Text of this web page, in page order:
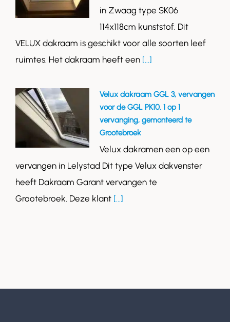
in Zwaag type SK06
114x118cm kunststof. Dit
VELUX dakraam is geschikt voor alle soorten leef
ruimtes. Het dakraam heeft een [...]
Velux dakraam GGL 3, vervangen
voor de GGL PK10. 1 op 1
vervanging, gemonteerd te
Grootebroek
Velux dakramen een op een
vervangen in Lelystad Dit type Velux dakvenster
heeft Dakraam Garant vervangen te
Grootebroek. Deze klant [...]